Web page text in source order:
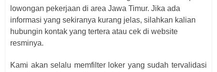
lowongan pekerjaan di area Jawa Timur. Jika ada
informasi yang sekiranya kurang jelas, silahkan kalian
hubungin kontak yang tertera atau cek di website
resminya.
Kami akan selalu memfilter loker yang sudah tervalidasi